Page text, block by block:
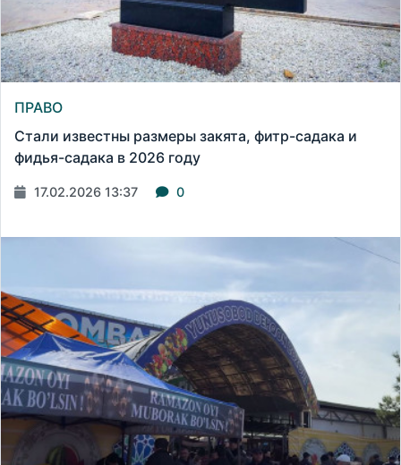
ПРАВО
Стали известны размеры закята, фитр-садака и
фидья-садака в 2026 году
17.02.2026 13:37 0